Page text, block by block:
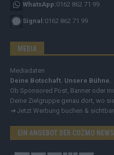
WhatsApp:0162 862 71 99
Signal:0162 862 71 99
MEDIA
Mediadaten
Deine Botschaft. Unsere Bühne.
Ob Sponsored Post, Banner oder
Deine Zielgruppe genau dort, wo
➔ Jetzt Werbung buchen &
EIN ANGEBOT DER COZMO NEWS